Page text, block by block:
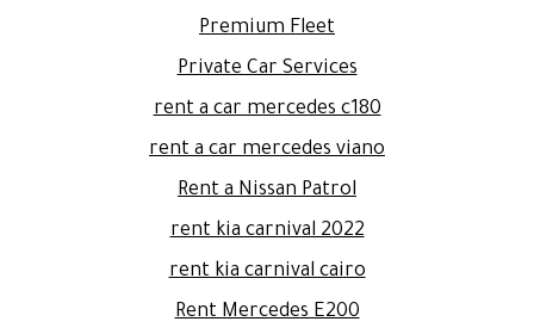
Premium Fleet
Private Car Services
rent a car mercedes c180
rent a car mercedes viano
Rent a Nissan Patrol
rent kia carnival 2022
rent kia carnival cairo
Rent Mercedes E200